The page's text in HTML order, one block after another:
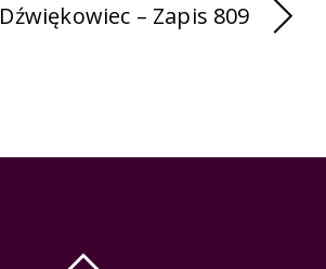
Dźwiękowiec – Zapis 809